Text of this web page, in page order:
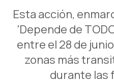
Esta acción,
'Depende de
entre el 28 de
zonas más
durante las